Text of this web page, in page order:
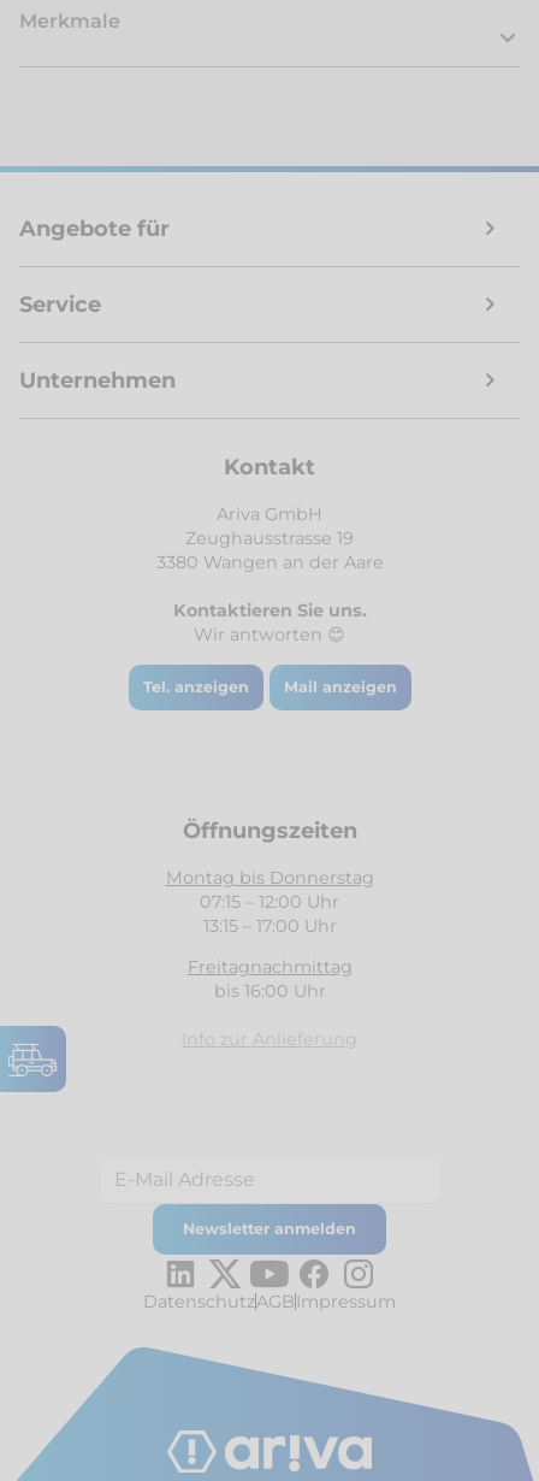
Merkmale
Angebote für
Service
Unternehmen
Kontakt
Ariva GmbH
Zeughausstrasse 19
3380 Wangen an der Aare
Kontaktieren Sie uns.
Wir antworten 😊
Tel. anzeigen Mail anzeigen
Öffnungszeiten
Montag bis Donnerstag
07:15 – 12:00 Uhr
13:15 – 17:00 Uhr
Freitagnachmittag
bis 16:00 Uhr
Info zur Anlieferung
DatenschutzAGB Impressum